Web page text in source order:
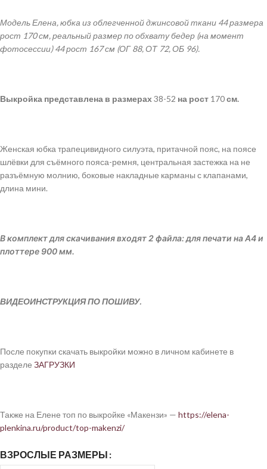
Модель Елена, юбка из облегченной джинсовой ткани 44 размера
рост 170 см, реальный размер по обхвату бедер (на момент
фотосессии) 44 рост 167 см (ОГ 88, ОТ 72, ОБ 96).
Выкройка представлена в размерах38-52 на рост 170см.
Женская юбка трапецивидного силуэта, притачной пояс, на поясе
шлёвки для съёмного пояса-ремня, центральная застежка на не
разъёмную молнию, боковые накладные карманы с клапанами,
длина мини.
В комплект для скачивания входят 2 файла: для печати на А4 и
плоттере 900 мм.
ВИДЕОИНСТРУКЦИЯ ПО ПОШИВУ.
После покупки скачать выкройки можно в личном кабинете в
разделе ЗАГРУЗКИ
Также на Елене топ по выкройке «Макензи» — https://elena-
plenkina.ru/product/top-makenzi/
ВЗРОСЛЫЕ РАЗМЕРЫ